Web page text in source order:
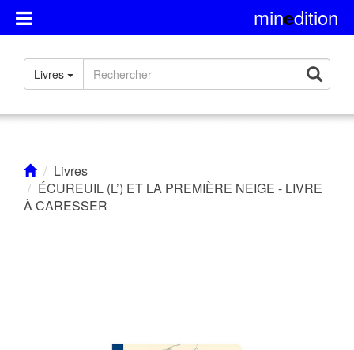
minedition
Rights
Contact
Livres
Livres
ÉCUREUIL (L’) ET LA PREMIÈRE NEIGE - LIVRE
À CARESSER